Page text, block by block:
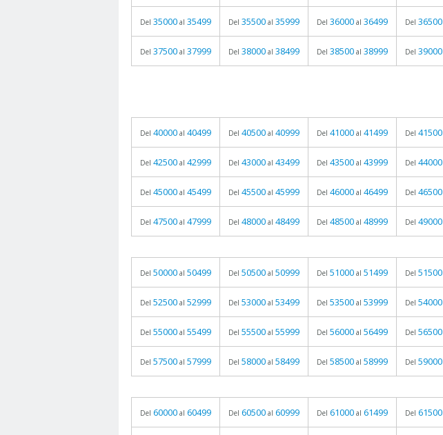
Del 35000 al 35499 Del 35500 al 35999 Del 36000 al 36499 Del 36500
Del 37500 al 37999 Del 38000 al 38499 Del 38500 al 38999 Del 39000
Del 40000 al 40499 Del 40500 al 40999 Del 41000 al 41499 Del 41500
Del 42500 al 42999 Del 43000 al 43499 Del 43500 al 43999 Del 44000
Del 45000 al 45499 Del 45500 al 45999 Del 46000 al 46499 Del 46500
Del 47500 al 47999 Del 48000 al 48499 Del 48500 al 48999 Del 49000
Del 50000 al 50499 Del 50500 al 50999 Del 51000 al 51499 Del 51500
Del 52500 al 52999 Del 53000 al 53499 Del 53500 al 53999 Del 54000
Del 55000 al 55499 Del 55500 al 55999 Del 56000 al 56499 Del 56500
Del 57500 al 57999 Del 58000 al 58499 Del 58500 al 58999 Del 59000
Del 60000 al 60499 Del 60500 al 60999 Del 61000 al 61499 Del 61500